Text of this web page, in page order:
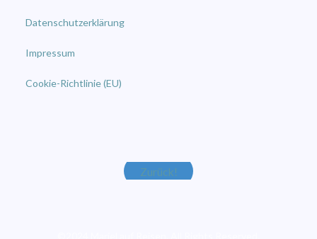
Datenschutzerklärung
Impressum
Cookie-Richtlinie (EU)
Zurück!